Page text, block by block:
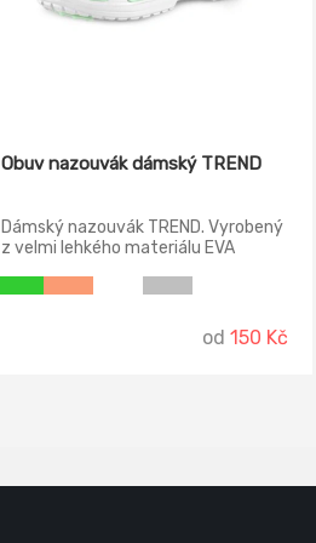
Obuv nazouvák dámský TREND
Dámský nazouvák TREND. Vyrobený
z velmi lehkého materiálu EVA
od150 Kč